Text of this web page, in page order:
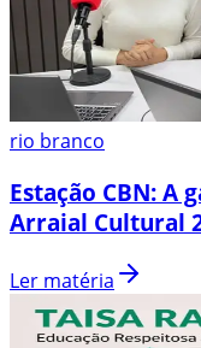
rio branco
Estação CBN: A
Arraial Cultural
Ler matéria